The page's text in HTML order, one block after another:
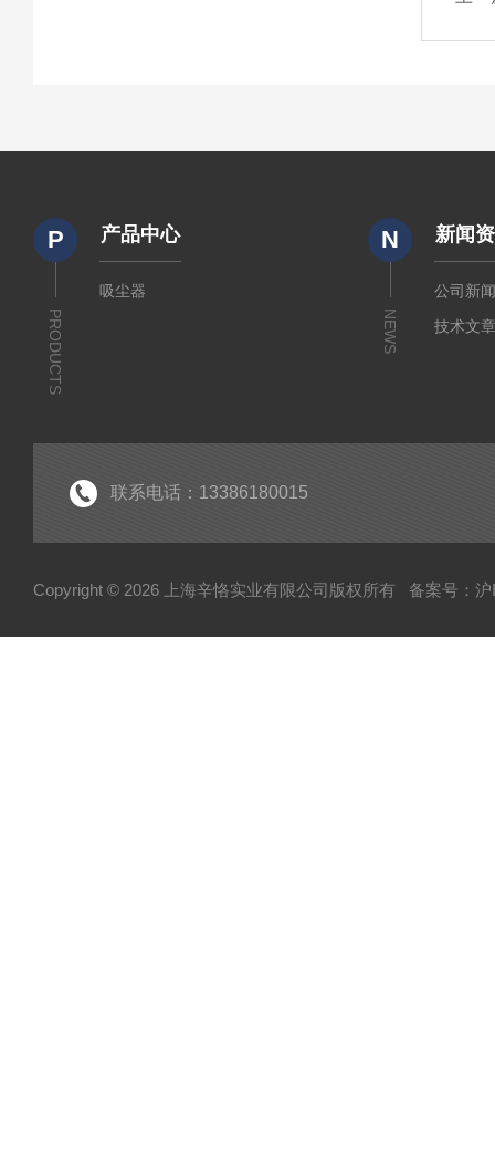
P
PRODUCTS
产品中心
吸尘器
N
NEWS
新闻
公司新
技术文
联系电话：13386180015
Copyright © 2026 上海辛恪实业有限公司版权所有 备案号：